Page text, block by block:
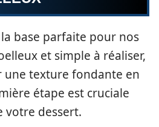
base parfaite pour nos
et simple à réaliser,
une texture fondante en
étape est cruciale
votre dessert.